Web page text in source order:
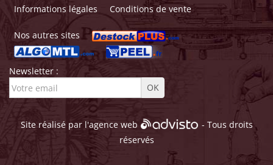
Informations légales
Conditions de vente
Nos autres sites
Newsletter :
Site réalisé par l'agence web
- Tous droits
réservés